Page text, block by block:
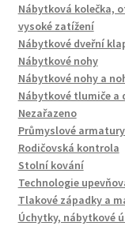
Nábytková kolečka,
vysoké zatížení
Nábytkové dveřní
Nábytkové nohy
Nábytkové nohy a
Nábytkové tlumiče a
Nezařazeno
Průmyslové
Rodičovská kontrola
Stolní kování
Technologie
Tlakové západky a
Úchytky, nábytkové